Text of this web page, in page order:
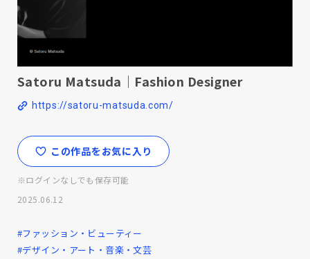
Satoru Matsuda｜Fashion Designer
https://satoru-matsuda.com/
この作品をお気に入り
※ログインなしでも保存可能
2025.06.12
#ファッション・ビューティー
#デザイン・アート・音楽・文芸